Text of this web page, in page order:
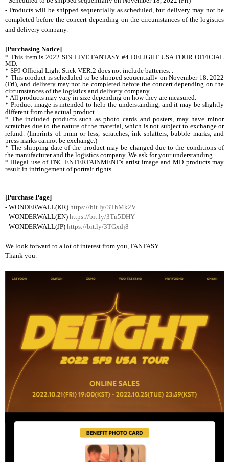
- Products will be shipped sequentially as scheduled, but delivery may not be
completed before the concert depending on the circumstances of the logistics
and delivery company.
[Purchasing Notice]
* This item is 2022 SF9 LIVE FANTASY #4 DELIGHT USA TOUR OFFICIAL
MD.
* SF9 Official Light Stick VER.2 does not include batteries. .
* This product is scheduled to be shipped sequentially on November 18, 2022
(Fri), and delivery may not be completed before the concert depending on the
circumstances of the logistics and delivery company.
* All products may vary in size depending on how they are measured.
* Product image is intended to help the understanding, and it may be slightly
different from the actual product.
* The included products such as photo cards and posters, may have minor
scratches due to the nature of the material, which is not subject to exchange or
refund. (Imprints of 5mm or less, scratches, ink splatters, bubble marks, and
press marks cannot be exchange.)
* The shipping date of the product may be changed due to the conditions of
the manufacturer and the logistics company. We ask for your understanding.
* Illegal use of FNC ENTERTAINMENT's artist image and MD products may
result in infringement of portrait rights.
[Purchase Page]
- WONDERWALL(KR) https://bit.ly/3ThMk2V
- WONDERWALL(EN) https://bit.ly/3Tn5DHY
- WONDERWALL(JP) https://bit.ly/3TGxdj8
We look forward to a lot of interest from you, FANTASY.
Thank you.